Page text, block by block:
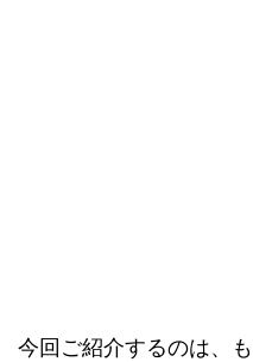
今回ご紹介するのは、も